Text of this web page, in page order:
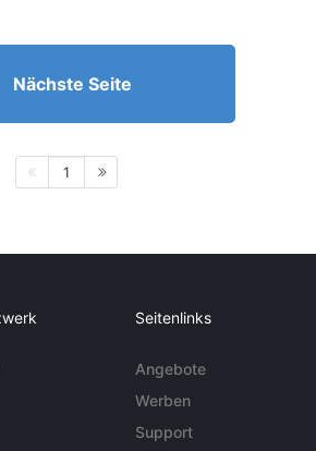
Nächste Seite
1
Seitenlinks
Angebote
Werben
Support